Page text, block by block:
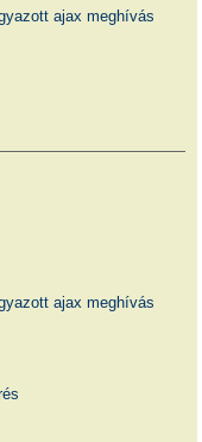
ajax meghívás
ajax meghívás